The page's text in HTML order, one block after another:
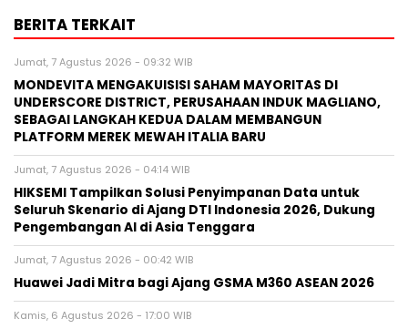
BERITA TERKAIT
Jumat, 7 Agustus 2026 - 09:32 WIB
MONDEVITA MENGAKUISISI SAHAM MAYORITAS DI
UNDERSCORE DISTRICT, PERUSAHAAN INDUK MAGLIANO,
SEBAGAI LANGKAH KEDUA DALAM MEMBANGUN
PLATFORM MEREK MEWAH ITALIA BARU
Jumat, 7 Agustus 2026 - 04:14 WIB
HIKSEMI Tampilkan Solusi Penyimpanan Data untuk
Seluruh Skenario di Ajang DTI Indonesia 2026, Dukung
Pengembangan AI di Asia Tenggara
Jumat, 7 Agustus 2026 - 00:42 WIB
Huawei Jadi Mitra bagi Ajang GSMA M360 ASEAN 2026
Kamis, 6 Agustus 2026 - 17:00 WIB